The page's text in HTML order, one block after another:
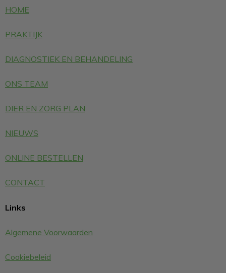
HOME
PRAKTIJK
DIAGNOSTIEK EN BEHANDELING
ONS TEAM
DIER EN ZORG PLAN
NIEUWS
ONLINE BESTELLEN
CONTACT
Links
Algemene Voorwaarden
Cookiebeleid